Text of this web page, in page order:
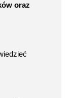
oraz